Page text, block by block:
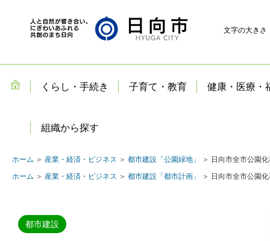
文字の大きさ
くらし・手続き 子育て・教育 健康・医療・
組織から探す
ホーム ＞ 産業・経済・ビジネス ＞ 都市建設「公園緑地」
＞ 日向市全市公園
ホーム ＞ 産業・経済・ビジネス ＞ 都市建設「都市計画」 ＞ 日向市全市公園
都市建設